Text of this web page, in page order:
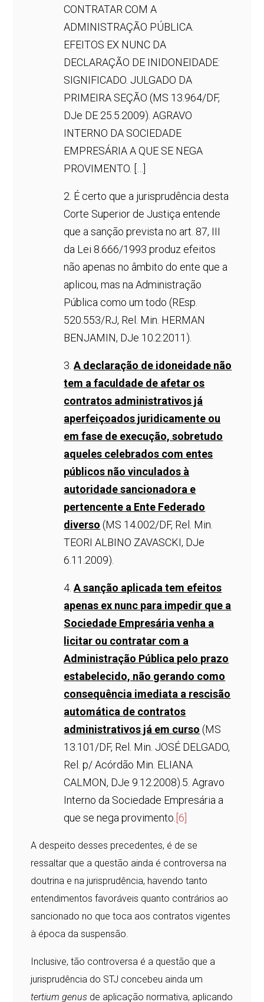
CONTRATAR COM A
ADMINISTRAÇÃO PÚBLICA.
EFEITOS EX NUNC DA
DECLARAÇÃO DE INIDONEIDADE:
SIGNIFICADO. JULGADO DA
PRIMEIRA SEÇÃO (MS 13.964/DF,
DJe DE 25.5.2009). AGRAVO
INTERNO DA SOCIEDADE
EMPRESÁRIA A QUE SE NEGA
PROVIMENTO. […]
2. É certo que a jurisprudência desta
Corte Superior de Justiça entende
que a sanção prevista no art. 87, III
da Lei 8.666/1993 produz efeitos
não apenas no âmbito do ente que a
aplicou, mas na Administração
Pública como um todo (REsp.
520.553/RJ, Rel. Min. HERMAN
BENJAMIN, DJe 10.2.2011).
3. A declaração de idoneidade não
tem a faculdade de afetar os
contratos administrativos já
aperfeiçoados juridicamente ou
em fase de execução, sobretudo
aqueles celebrados com entes
públicos não vinculados à
autoridade sancionadora e
pertencente a Ente Federado
diverso (MS 14.002/DF, Rel. Min.
TEORI ALBINO ZAVASCKI, DJe
6.11.2009).
4. A sanção aplicada tem efeitos
apenas ex nunc para impedir que a
Sociedade Empresária venha a
licitar ou contratar com a
Administração Pública pelo prazo
estabelecido, não gerando como
consequência imediata a rescisão
automática de contratos
administrativos já em curso (MS
13.101/DF, Rel. Min. JOSÉ DELGADO,
Rel. p/ Acórdão Min. ELIANA
CALMON, DJe 9.12.2008).5. Agravo
Interno da Sociedade Empresária a
que se nega provimento. [6]
A despeito desses precedentes, é de se
ressaltar que a questão ainda é controversa na
doutrina e na jurisprudência, havendo tanto
entendimentos favoráveis quanto contrários ao
sancionado no que toca aos contratos vigentes
à época da suspensão.
Inclusive, tão controversa é a questão que a
jurisprudência do STJ concebeu ainda um
tertium genus de aplicação normativa, aplicando